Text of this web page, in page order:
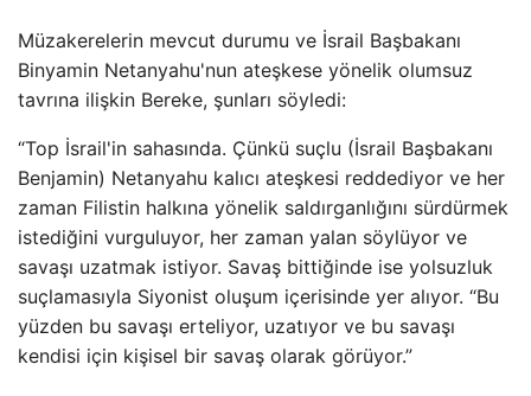
Müzakerelerin mevcut durumu ve İsrail Başbakanı
Binyamin Netanyahu'nun ateşkese yönelik olumsuz
tavrına ilişkin Bereke, şunları söyledi:
“Top İsrail'in sahasında. Çünkü suçlu (İsrail Başbakanı
Benjamin) Netanyahu kalıcı ateşkesi reddediyor ve her
zaman Filistin halkına yönelik saldırganlığını sürdürmek
istediğini vurguluyor, her zaman yalan söylüyor ve
savaşı uzatmak istiyor. Savaş bittiğinde ise yolsuzluk
suçlamasıyla Siyonist oluşum içerisinde yer alıyor. “Bu
yüzden bu savaşı erteliyor, uzatıyor ve bu savaşı
kendisi için kişisel bir savaş olarak görüyor.”